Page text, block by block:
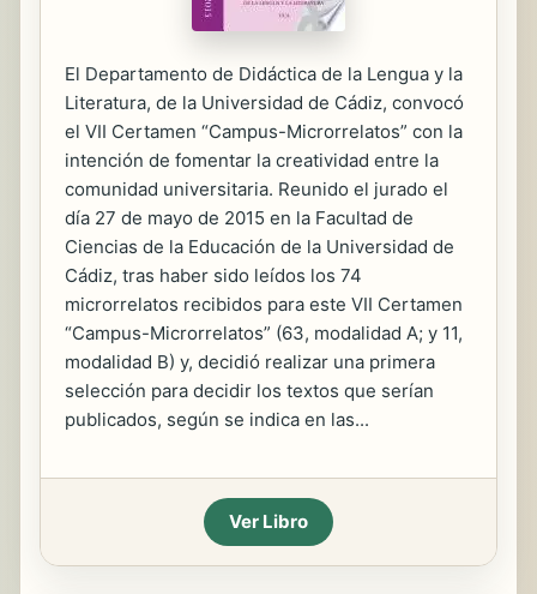
El Departamento de Didáctica de la Lengua y la
Literatura, de la Universidad de Cádiz, convocó
el VII Certamen “Campus-Microrrelatos” con la
intención de fomentar la creatividad entre la
comunidad universitaria. Reunido el jurado el
día 27 de mayo de 2015 en la Facultad de
Ciencias de la Educación de la Universidad de
Cádiz, tras haber sido leídos los 74
microrrelatos recibidos para este VII Certamen
“Campus-Microrrelatos” (63, modalidad A; y 11,
modalidad B) y, decidió realizar una primera
selección para decidir los textos que serían
publicados, según se indica en las...
Ver Libro